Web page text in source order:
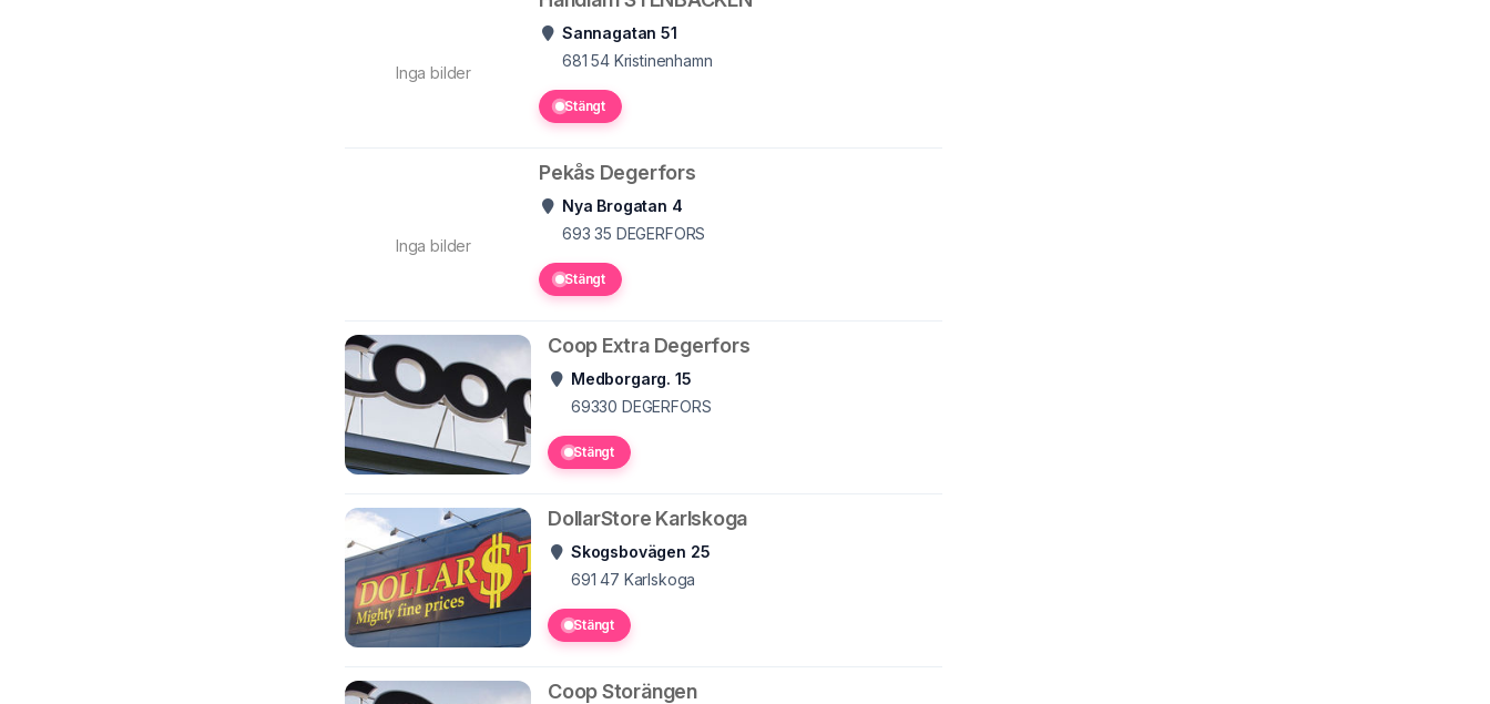
Inga bilder
Sannagatan 51
681 54 Kristinenhamn
Stängt
Inga bilder
Pekås Degerfors
Nya Brogatan 4
693 35 DEGERFORS
Stängt
Coop Extra Degerfors
Medborgarg. 15
69330 DEGERFORS
Stängt
DollarStore Karlskoga
Skogsbovägen 25
691 47 Karlskoga
Stängt
Coop Storängen